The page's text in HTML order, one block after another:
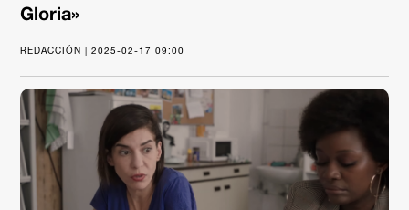
Gloria»
REDACCIÓN | 2025-02-17 09:00